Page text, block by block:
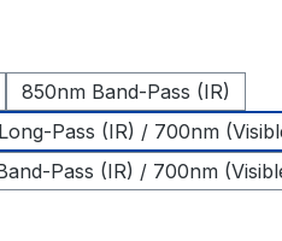
850nm Band-Pass (IR)
Pass (IR) / 700nm
Pass (IR) / 700nm